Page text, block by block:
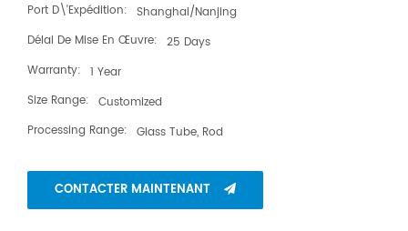
Port D\'expédition: Shanghai/Nanjing
Délai De Mise En Œuvre: 25 Days
Warranty: 1 Year
Size Range: Customized
Processing Range: Glass Tube, Rod
CONTACTER MAINTENANT